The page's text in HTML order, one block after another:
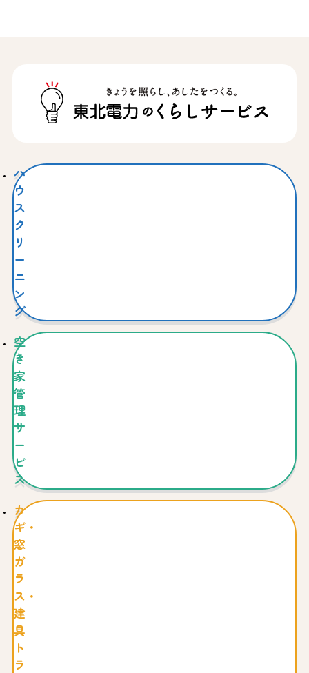
ハ
ウ
ス
ク
リ
ー
ニ
ン
グ
空
き
家
管
理
サ
ー
ビ
ス
カ
ギ・
窓
ガ
ラ
ス・
建
具
ト
ラ